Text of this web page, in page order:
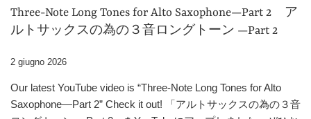
Three-Note Long Tones for Alto Saxophone—Part 2 ア
ルトサックスの為の３音ロングトーン —Part 2
2 giugno 2026
Our latest YouTube video is “Three-Note Long Tones for Alto
Saxophone—Part 2” Check it out! 「アルトサックスの為の３音